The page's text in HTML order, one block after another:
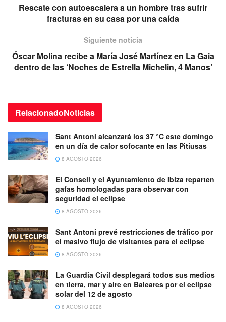
Rescate con autoescalera a un hombre tras sufrir
fracturas en su casa por una caída
Siguiente noticia
Óscar Molina recibe a María José Martínez en La Gaia
dentro de las ‘Noches de Estrella Michelin, 4 Manos’
RelacionadoNoticias
Sant Antoni alcanzará los 37 °C este domingo
en un día de calor sofocante en las Pitiusas
8 AGOSTO 2026
El Consell y el Ayuntamiento de Ibiza reparten
gafas homologadas para observar con
seguridad el eclipse
8 AGOSTO 2026
Sant Antoni prevé restricciones de tráfico por
el masivo flujo de visitantes para el eclipse
8 AGOSTO 2026
La Guardia Civil desplegará todos sus medios
en tierra, mar y aire en Baleares por el eclipse
solar del 12 de agosto
8 AGOSTO 2026